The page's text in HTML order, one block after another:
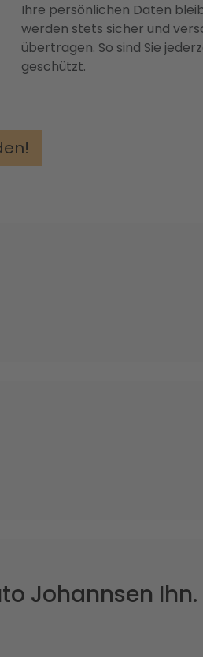
Ihre persönlichen Daten
werden stets sicher und
übertragen. So sind Sie
geschützt.
Johannsen Ihn.